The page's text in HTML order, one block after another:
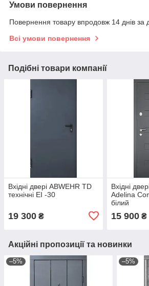
Умови повернення
Повернення товару впродовж 14 днів за
Всі умови повернення
Подібні товари компанії
Вхідні двері ABWEHR TD
технічні EI -30
19 300 ₴
Вхідні
Adelina
білий
15 900₴
Акційні пропозиції та новинки
–5% –5%